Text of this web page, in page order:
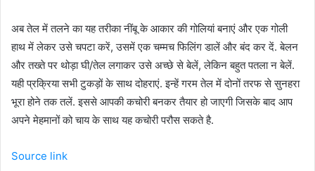
अब तेल में तलने का यह तरीका नींबू के आकार की गोलियां बनाएं और एक गोली
हाथ में लेकर उसे चपटा करें, उसमें एक चम्मच फिलिंग डालें और बंद कर दें. बेलन
और तख्ते पर थोड़ा घी/तेल लगाकर उसे अच्छे से बेलें, लेकिन बहुत पतला न बेलें.
यही प्रक्रिया सभी टुकड़ों के साथ दोहराएं. इन्हें गरम तेल में दोनों तरफ से सुनहरा
भूरा होने तक तलें. इससे आपकी कचोरी बनकर तैयार हो जाएगी जिसके बाद आप
अपने मेहमानों को चाय के साथ यह कचोरी परौस सकते है.
Source link